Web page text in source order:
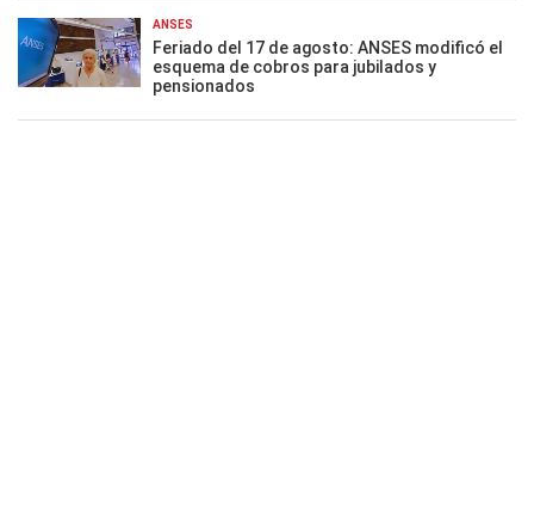
ANSES
Feriado del 17 de agosto: ANSES modificó el
esquema de cobros para jubilados y
pensionados